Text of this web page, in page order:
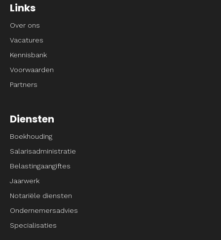
Links
Over ons
Vacatures
Kennisbank
Voorwaarden
Partners
Diensten
Boekhouding
Salarisadministratie
Belastingaangiftes
Jaarwerk
Notariële diensten
Ondernemersadvies
Specialisaties